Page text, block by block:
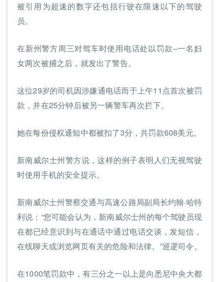
被引用为超速的数字还包括行驶在限速以下的驾驶
员。
在新州警方周三对驾车时使用电话处以罚款–一名妇
女两次被捕之后，就发出了警告。
这位29岁的司机因涉嫌通电话而于上午11点首次被罚
款，并在25分钟后被另一辆警车再次拦下。
她在每份侵权通知中都被扣了3分，共罚款608美元。
新南威尔士州警方说，这样的例子表明人们无视驾驶
时使用手机的安全提示。
新南威尔士州警察交通与高速公路局副局长约翰·哈特
利说：“您可能会认为，新南威尔士州的每个驾驶员现
在都已经意识到与在通话中通过电话交谈，发短信，
在线聊天或浏览网页有关的危险和法律。”巡逻司令。
在1000笔罚款中，有三分之一以上是向悉尼中央大都